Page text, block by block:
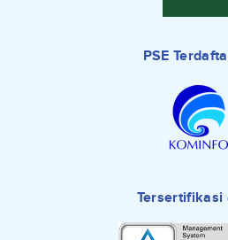
PSE
Tersertifikasi